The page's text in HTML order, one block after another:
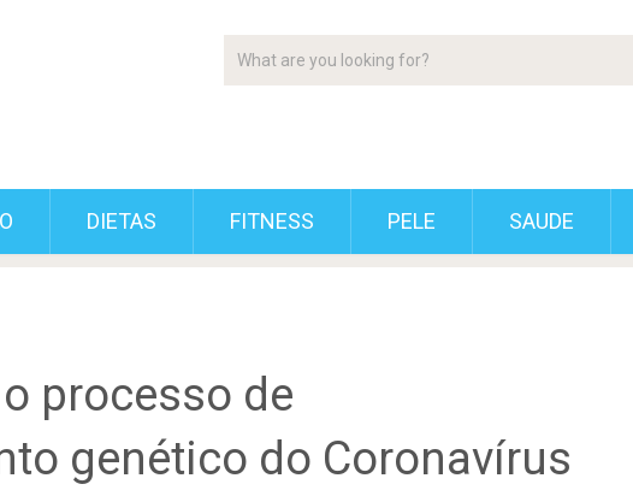
DIETAS FITNESS PELE SAUDE
processo de
genético do Coronavírus